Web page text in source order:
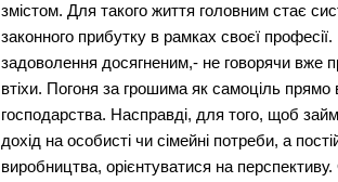
змістом. Для такого життя головним стає
законного прибутку в рамках своєї
задоволення досягненим,- не говорячи вже
втіхи. Погоня за грошима як самоціль прямо
господарства. Насправді, для того, щоб
дохід на особисті чи сімейні потреби, а
виробництва, орієнтуватися на